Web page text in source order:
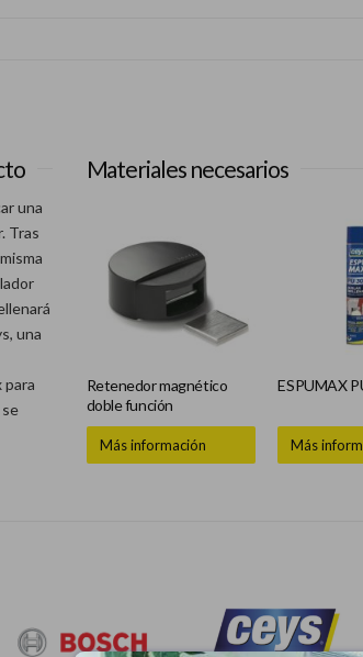
una
Tras
una
Materiales necesarios
Retenedor magnético
doble función
Más información
ESPUMAX
Más